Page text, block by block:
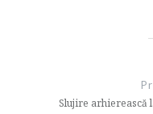
Slujire arhierească